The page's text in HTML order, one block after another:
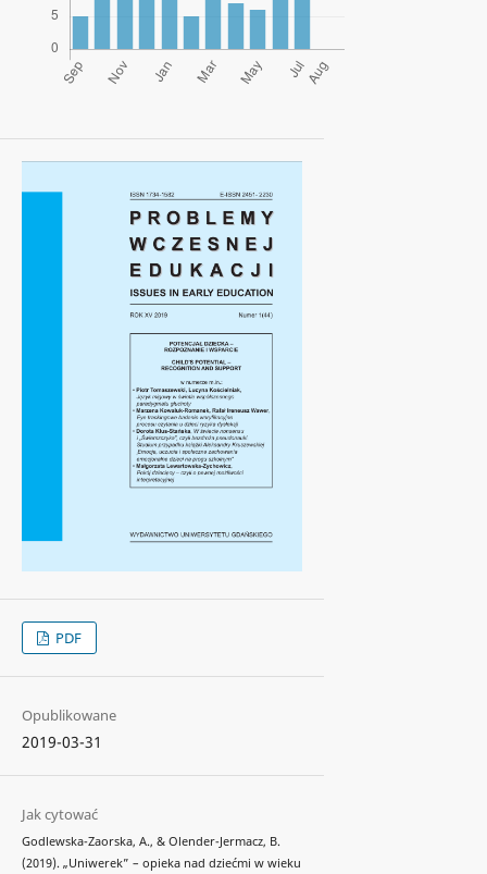
PDF
Opublikowane
2019-03-31
Jak cytować
Godlewska-Zaorska, A., & Olender-Jermacz, B.
(2019). „Uniwerek” – opieka nad dziećmi w wieku